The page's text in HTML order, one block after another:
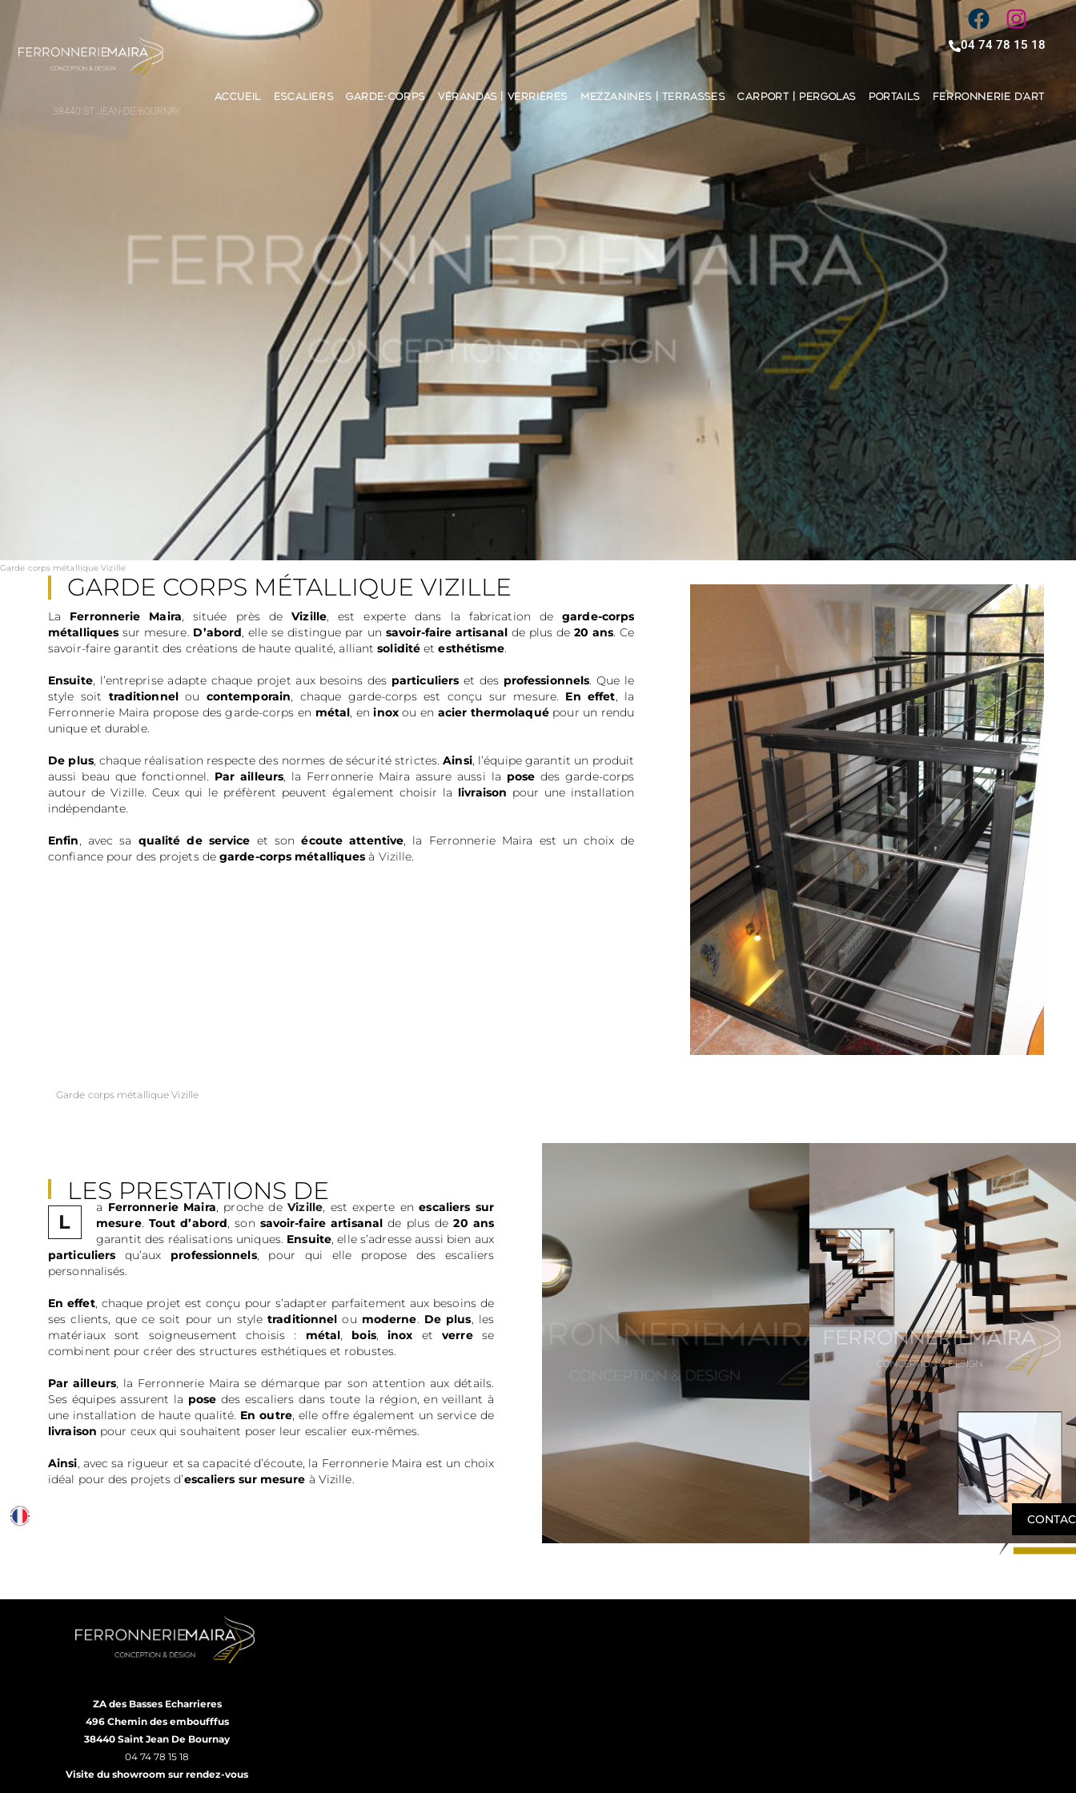
04 74 78 15 18
ACCUEIL ESCALIERS GARDE-CORPS VÉRANDAS | VERRIÈRES MEZZANINES | TERRASSES CARPORT | PERGOLAS PORTAILS FERRONNERIE D’ART
38440 ST JEAN-DE-BOURNAY
Garde corps métallique Vizille
GARDE CORPS MÉTALLIQUE VIZILLE
La Ferronnerie Maira, située près deVizille, est experte dans la fabrication degarde-corps
métalliques sur mesure. D’abord, elle se distingue par unsavoir-faire artisanalde plus de 20 ans. Ce
savoir-faire garantit des créations de haute qualité, alliantsolidité etesthétisme.
Ensuite, l’entreprise adapte chaque projet aux besoins des particuliers et des professionnels. Que le
style soit traditionnelou contemporain, chaque garde-corps est conçu sur mesure. En effet, la
Ferronnerie Maira propose des garde-corps en métal, eninoxou en acier thermolaquépour un rendu
unique et durable.
De plus, chaque réalisation respecte des normes de sécurité strictes.Ainsi, l’équipe garantit un produit
aussi beau que fonctionnel. Par ailleurs, la Ferronnerie Maira assure aussi la pose des garde-corps
autour de Vizille. Ceux qui le préfèrent peuvent également choisir la livraison pour une installation
indépendante.
Enfin, avec sa qualité de service et sonécoute attentive, la Ferronnerie Maira est un choix de
confiance pour des projets degarde-corps métalliques à Vizille.
Garde corps métallique Vizille
LES PRESTATIONS DE
FERRONNERIE MAIRA
L
a Ferronnerie Maira, proche deVizille, est experte enescaliers sur
mesure. Tout d’abord, son savoir-faire artisanal de plus de20 ans
garantit des réalisations uniques. Ensuite, elle s’adresse aussi bien aux
particuliers qu’aux professionnels, pour qui elle propose des escaliers
personnalisés.
En effet, chaque projet est conçu pour s’adapter parfaitement aux besoins de
ses clients, que ce soit pour un styletraditionnel ou moderne. De plus, les
matériaux sont soigneusement choisis : métal, bois,inox etverrese
combinent pour créer des structures esthétiques et robustes.
Par ailleurs, la Ferronnerie Maira se démarque par son attention aux détails.
Ses équipes assurent la pose des escaliers dans toute la région, en veillant à
une installation de haute qualité. En outre, elle offre également un service de
livraison pour ceux qui souhaitent poser leur escalier eux-mêmes.
Ainsi, avec sa rigueur et sa capacité d’écoute, la Ferronnerie Maira est un choix
idéal pour des projets d’escaliers sur mesure à Vizille.
ZA des Basses Echarrieres
496 Chemin des emboufffus
38440 Saint Jean De Bournay
04 74 78 15 18
Visite du showroom sur rendez-vous